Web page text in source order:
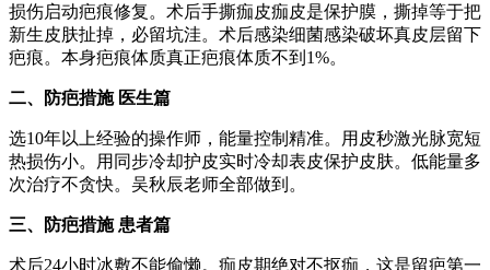
损伤启动疤痕修复。术后手撕痂皮痂皮是保护膜，撕掉等于把
新生皮肤扯掉，必留坑洼。术后感染细菌感染破坏真皮层留下
疤痕。本身疤痕体质真正疤痕体质不到1%。
二、防疤措施 医生篇
选10年以上经验的操作师，能量控制精准。用皮秒激光脉宽短
热损伤小。用同步冷却护皮实时冷却表皮保护皮肤。低能量多
次治疗不贪快。吴秋辰老师全部做到。
三、防疤措施 患者篇
术后24小时冰敷不能偷懒。痂皮期绝对不抠痂，这是留疤第一